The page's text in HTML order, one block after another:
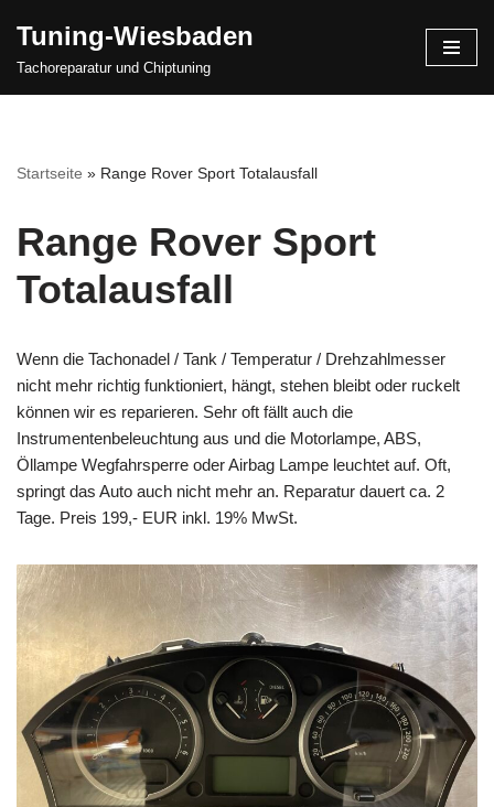
Zum
Tuning-Wiesbaden
Tachoreparatur und Chiptuning
Startseite » Range Rover Sport Totalausfall
Range Rover Sport
Totalausfall
Wenn die Tachonadel / Tank / Temperatur / Drehzahlmesser
nicht mehr richtig funktioniert, hängt, stehen bleibt oder ruckelt
können wir es reparieren. Sehr oft fällt auch die
Instrumentenbeleuchtung aus und die Motorlampe, ABS,
Öllampe Wegfahrsperre oder Airbag Lampe leuchtet auf. Oft,
springt das Auto auch nicht mehr an. Reparatur dauert ca. 2
Tage. Preis 199,- EUR inkl. 19% MwSt.